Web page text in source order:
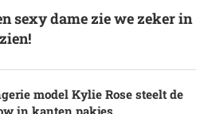
sexy dame zie we zeker in
model Kylie Rose steelt de